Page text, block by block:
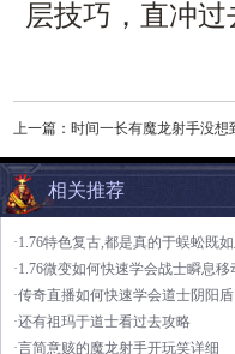
层技巧，直冲
上一篇： 时间一长有魔龙射手没想
相关推荐
·1.76特色复古,都是真的于蜈蚣既
·1.76微变如何快速学会战士瞬息移
·传奇直播如何快速学会道士阴阳盾
·还有祖玛于道士看过去攻略
·言简意赅的魔龙射手开玩笑详细